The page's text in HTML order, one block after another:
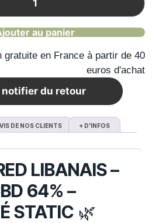
au panier
gratuite en France à partir de 40
euros d'achat
notifier du retour
DE NOS CLIENTS + D'INFOS
LIBANAIS –
64% –
STATIC 🌿